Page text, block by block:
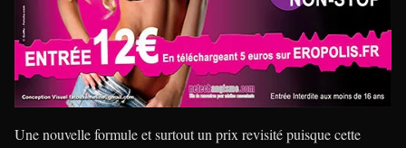
Une nouvelle formule et surtout un prix revisité puisque cette